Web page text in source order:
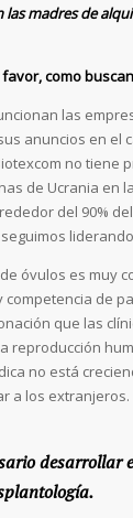
las madres de
favor, como
las
anuncios en el
no tiene
de Ucrania en
del 90%
óvulos es muy
de
que las
reproducción
no está
a los extranjeros.
desarrollar